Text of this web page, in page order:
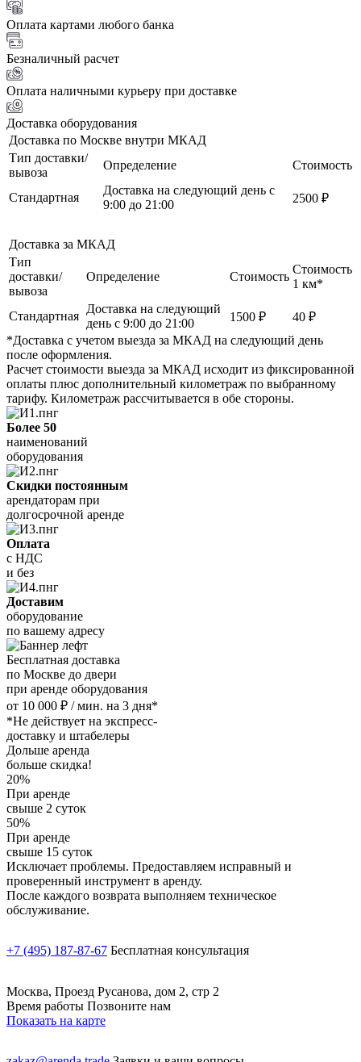
Оплата картами любого банка
Безналичный расчет
Оплата наличными курьеру при доставке
Доставка оборудования
Доставка по Москве внутри МКАД
Тип доставки/
вывоза
Определение Стоимость
Стандартная
Доставка на следующий день с
9:00 до 21:00
2500 ₽
Доставка за МКАД
Тип
доставки/
вывоза
Определение Стоимость
Стоимость
1 км*
Стандартная
Доставка на следующий
день с 9:00 до 21:00
1500 ₽
40 ₽
*Доставка с учетом выезда за МКАД на следующий день
после оформления.
Расчет стоимости выезда за МКАД исходит из фиксированной
оплаты плюс дополнительный километраж по выбранному
тарифу. Километраж рассчитывается в обе стороны.
Более 50
наименований
оборудования
Скидки постоянным
арендаторам при
долгосрочной аренде
Оплата
с НДС
и без
Доставим
оборудование
по вашему адресу
Бесплатная доставка
по Москве до двери
при аренде оборудования
от 10 000 ₽ / мин. на 3 дня*
*Не действует на экспресс-
доставку и штабелеры
Дольше аренда
больше скидка!
20%
При аренде
свыше 2 суток
50%
При аренде
свыше 15 суток
Исключает проблемы. Предоставляем исправный и
проверенный инструмент в аренду.
После каждого возврата выполняем техническое
обслуживание.
+7 (495) 187-87-67 Бесплатная консультация
Москва, Проезд Русанова, дом 2, стр 2
Время работы Позвоните нам
Показать на карте